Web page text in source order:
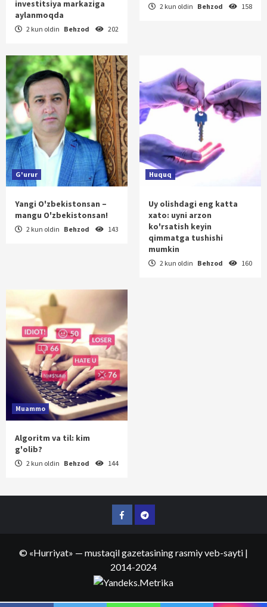
investitsiya markaziga
aylanmoqda
2 kun oldin Behzod 202
2 kun oldin Behzod 158
G'urur
Yangi O'zbekistonsan –
mangu O'zbekistonsan!
2 kun oldin Behzod 143
Huquq
Uy olishdagi eng katta
xato: uyni arzon
ko'rsatish keyin
qimmatga tushishi
mumkin
2 kun oldin Behzod 160
Muammo
Algoritm va til: kim
g'olib?
2 kun oldin Behzod 144
FacebookTelegram
© «Hurriyat» — mustaqil gazetasining rasmiy veb-sayti |
2014-2024